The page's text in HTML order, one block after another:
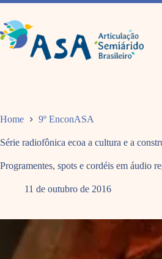
Pular
o
conteúdo
Home 9º EnconASA
Série radiofônica ecoa a cultura e a
Programentes, spots e cordéis em áudio
11 de outubro de 2016